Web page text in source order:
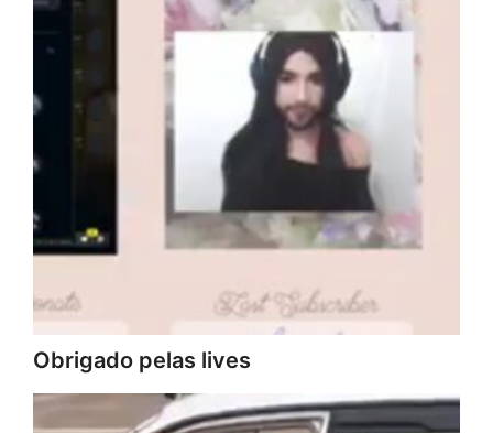
Obrigado pelas lives